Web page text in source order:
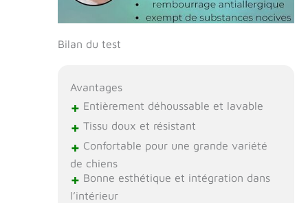
intérieures sont
d'environ 30 x
de produit
Bilan du test
Avantages
+ Entièrement déhoussable et lavable
+ Tissu doux et résistant
+ Confortable pour une grande variété
de chiens
+ Bonne esthétique et intégration dans
l’intérieur